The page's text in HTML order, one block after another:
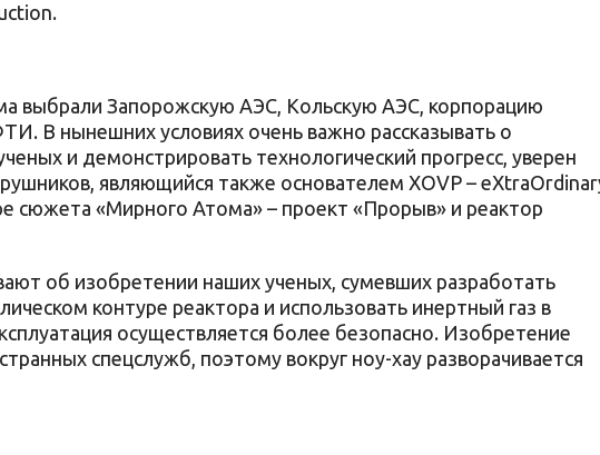
выбрали Запорожскую АЭС, Кольскую АЭС, корпорацию
В нынешних условиях очень важно рассказывать о
и демонстрировать технологический прогресс, уверен
являющийся также основателем XOVP –
сюжета «Мирного Атома» – проект «Прорыв» и реактор
об изобретении наших ученых, сумевших разработать
контуре реактора и использовать инертный газ в
осуществляется более безопасно. Изобретение
спецслужб, поэтому вокруг ноу-хау разворачивается